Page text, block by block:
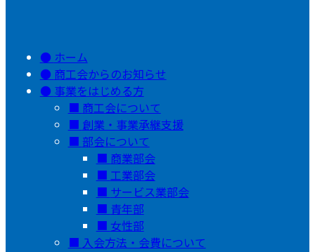
ホーム
商工会からのお知らせ
事業をはじめる方
商工会について
創業・事業承継支援
部会について
商業部会
工業部会
サービス業部会
青年部
女性部
入会方法・会費について